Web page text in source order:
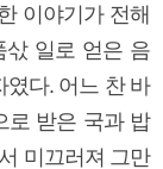
이야기가 전해
삯 일로 얻은 음
였다. 어느 찬 바
로 받은 국과 밥
미끄러져 그만